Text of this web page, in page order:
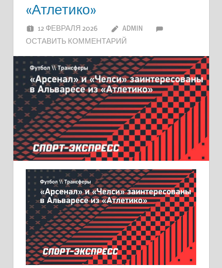
«Атлетико»
12 ФЕВРАЛЯ 2026
ADMIN
ОСТАВИТЬ КОММЕНТАРИЙ